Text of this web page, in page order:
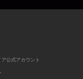
ア公式アカウント